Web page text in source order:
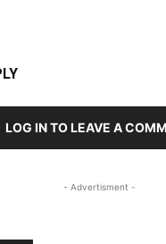
LOG IN TO LEAVE A
- Advertisment -